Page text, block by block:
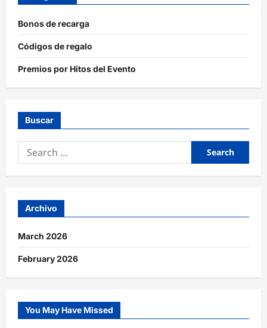
Bonos de recarga
Códigos de regalo
Premios por Hitos del Evento
Buscar
Search
for:
Archivo
March 2026
February 2026
You May Have Missed